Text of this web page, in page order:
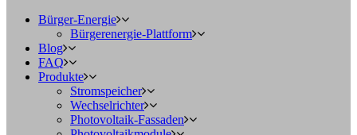
Bürger-Energie
Bürgerenergie-Plattform
Blog
FAQ
Produkte
Stromspeicher
Wechselrichter
Photovoltaik-Fassaden